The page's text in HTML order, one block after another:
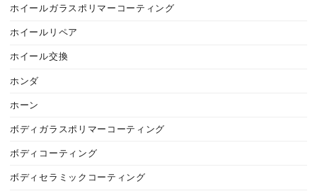
ホイールガラスポリマーコーティング
ホイールリペア
ホイール交換
ホンダ
ホーン
ボディガラスポリマーコーティング
ボディコーティング
ボディセラミックコーティング